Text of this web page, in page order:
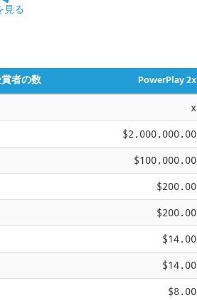
見る
者の数
PowerPlay 2x
x
$2,000,000.00
$100,000.00
$200.00
$200.00
$14.00
$14.00
$8.00